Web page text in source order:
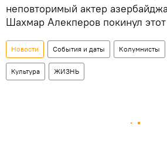
неповторимый актер
Шахмар Алекперов покинул
Новости События и даты Колумнисты
Культура ЖИЗНЬ